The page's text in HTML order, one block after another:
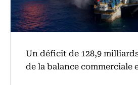
Un déficit de 128,9
de la balance commerciale